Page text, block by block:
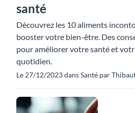
santé
Découvrez les 10 aliments
booster votre bien-être. Des
pour améliorer votre santé et
quotidien.
Le 27/12/2023 dans Santé par